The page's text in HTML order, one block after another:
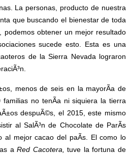
La personas, producto de nuestra
que buscando el bienestar de toda
podemos obtener un mejor resultado
sucede esto. Esta es una
de la Sierra Nevada lograron
menos de seis en la mayorÃ­a de
no tenÃ­a ni siquiera la tierra
despuÃ©s, el 2015, este mismo
al SalÃ³n de Chocolate de ParÃ­s
al mejor cacao del paÃ­s. El como lo
a Red Cacotera,
tuve la fortuna de